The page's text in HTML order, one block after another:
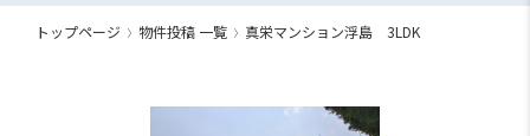
トップページ 物件投稿 一覧 真栄マンション浮島 3LDK